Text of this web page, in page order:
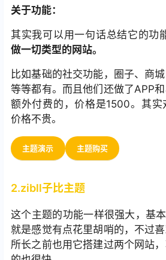
关于功能：
其实我可以用一句话总结它的功
做一切类型的网站。
比如基础的社交功能，圈子、商
等等都有。而且他们还做了APP
额外付费的，价格是1500。其
价格不贵。
主题演示 主题购买
2.zibll子比主题
这个主题的功能一样很强大，基
就是感觉有点花里胡哨的，不过喜
所长之前也用它搭建过两个网站